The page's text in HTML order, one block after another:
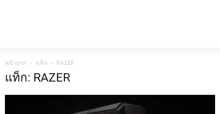
หน้าแรก แท็ก RAZER
แท็ก: RAZER